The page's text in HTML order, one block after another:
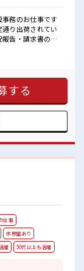
務のお仕事です
り出荷されてい
告・請求書の発
心して開始でき
ト満喫！ ≪未経験
するのは不安だ
チからスキル
≪様々なお仕事を
派遣のお仕事で
謳歌できる☆
する
仕事
休憩室あり
躍 50代以上も活躍